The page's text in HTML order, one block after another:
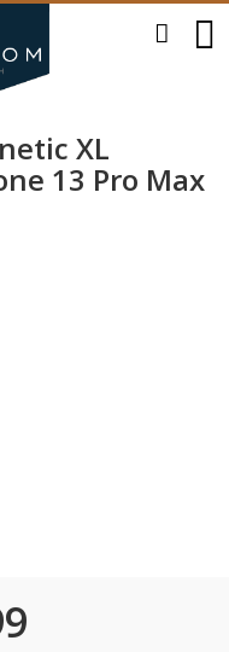
XL
13 Pro Max